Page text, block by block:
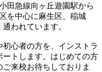
田急線向ヶ丘遊園駅から
を中心に麻生区、稲城
われています。
心者の方を、インストラ
トします。はじめての方
来校お待ちしておりま